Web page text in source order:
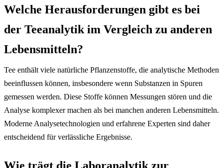
Welche Herausforderungen gibt es bei
der Teeanalytik im Vergleich zu anderen
Lebensmitteln?
Tee enthält viele natürliche Pflanzenstoffe, die analytische Methoden
beeinflussen können, insbesondere wenn Substanzen in Spuren
gemessen werden. Diese Stoffe können Messungen stören und die
Analyse komplexer machen als bei manchen anderen Lebensmitteln.
Moderne Analysetechnologien und erfahrene Experten sind daher
entscheidend für verlässliche Ergebnisse.